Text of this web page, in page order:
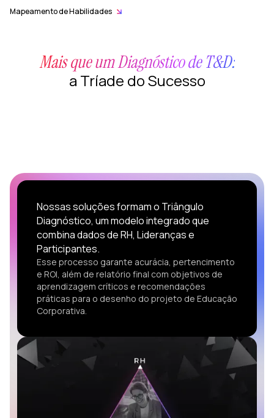
Mapeamento de Habilidades
Mais que um Diagnóstico de T&D:
a Tríade do Sucesso
Nossas soluções formam o Triângulo
Diagnóstico, um modelo integrado que
combina dados de RH, Lideranças e
Participantes.
Esse processo garante acurácia, pertencimento
e ROI, além de relatório final com objetivos de
aprendizagem críticos e recomendações
práticas para o desenho do projeto de Educação
Corporativa.